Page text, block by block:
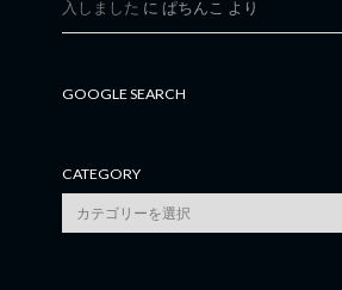
入しました に ぱちんこ より
GOOGLE SEARCH
CATEGORY
category